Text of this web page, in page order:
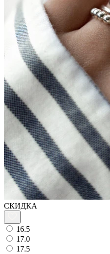
СКИДКА
16.5
17.0
17.5